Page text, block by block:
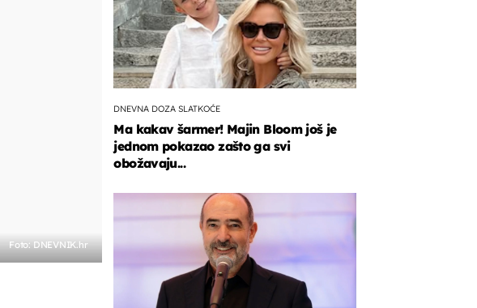
Foto: DNEVNIK.hr
DNEVNA DOZA SLATKOĆE
Ma kakav šarmer! Majin Bloom još je
jednom pokazao zašto ga svi
obožavaju...